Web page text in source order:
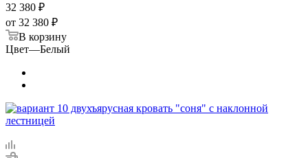
32 380 ₽
от 32 380 ₽
В корзину
Цвет—Белый